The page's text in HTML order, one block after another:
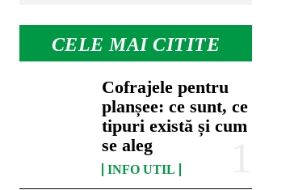
CELE MAI CITITE
Cofrajele pentru
planșee: ce sunt, ce
tipuri există și cum
se aleg
INFO UTIL